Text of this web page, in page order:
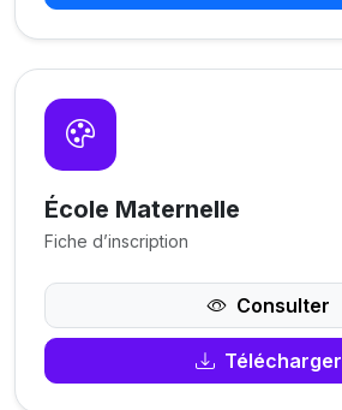
École Maternelle
Fiche d’inscription
Consulter
Télécharger